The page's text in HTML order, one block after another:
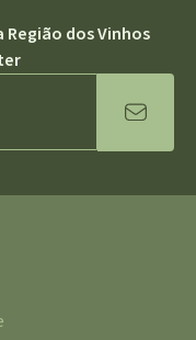
dos Vinhos